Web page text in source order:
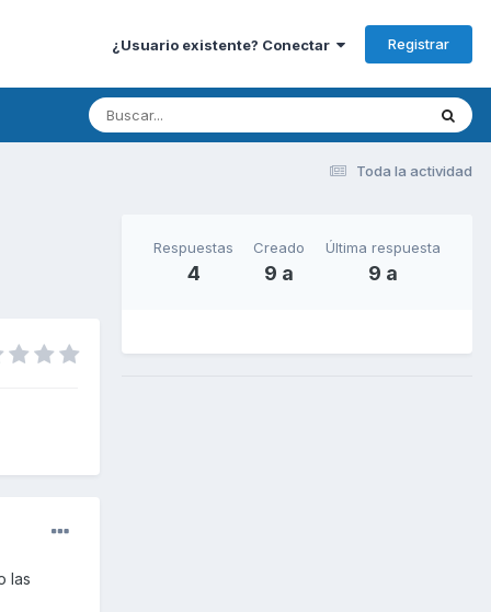
¿Usuario existente? Conectar Registrar
Toda la actividad
las
Respuestas
4
Creado
9 a
Última respuesta
9 a